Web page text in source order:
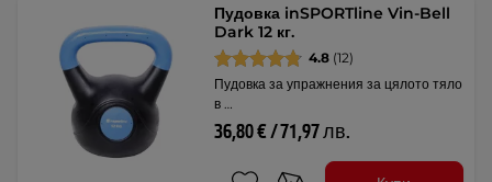
Пудовка inSPORTline Vin-Bell
Dark 12 кг.
4.8 (12)
Пудовка за упражнения за цялото тяло
в …
36,80 € / 71,97 лв.